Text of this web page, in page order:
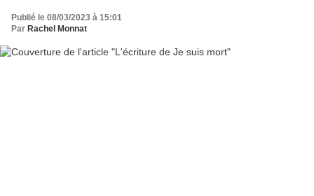
Publié le 08/03/2023 à 15:01
Par Rachel Monnat